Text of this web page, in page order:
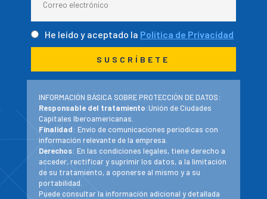
He leído y aceptado la Política de Privacidad
INFORMACIÓN BÁSICA SOBRE PROTECCIÓN DE DATOS:
Responsable del tratamiento:Unión de Ciudades
Capitales Iberoamericanas.
Finalidad: Envío de comunicaciones periodicas con
información relevante de la empresa.
Derechos: En las condiciones legales, tiene derecho a
acceder, rectificar y suprimir los datos, a la limitación
de su tratamiento, a oponerse al mismo y a su
portabilidad.
Puede consultar la información adicional y detallada